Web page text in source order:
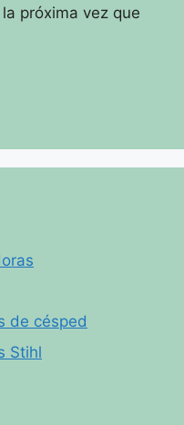
próxima vez que
de césped
Stihl